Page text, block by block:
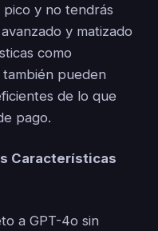
y no tendrás
y matizado
como
pueden
de lo que
pago.
Características
a GPT-4o sin